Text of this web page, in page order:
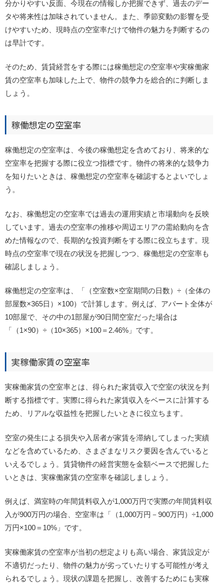
分かりやすい反面、今現在の情報しか把握できず、過去のデー
タや将来性は加味されていません。また、季節変動の影響を受
けやすいため、現時点の空室率だけで物件の魅力を判断するの
は早計です。
そのため、賃貸経営をする際には稼働想定の空室率や実稼働家
賃の空室率も加味した上で、物件の競争力を総合的に判断しま
しょう。
稼働想定の空室率
稼働想定の空室率は、今後の稼働想定を含めており、将来的な
空室率を把握する際に役立つ指標です。物件の将来的な競争力
を知りたいときは、稼働想定の空室率を確認するとよいでしょ
う。
なお、稼働想定の空室率では過去の運用実績と市場動向を反映
しています。過去の空室率の推移や周辺エリアの需給動向を含
めた情報なので、長期的な投資判断をする際に役立ちます。現
時点の空室率で現在の状況を把握しつつ、稼働想定の空室率も
確認しましょう。
稼働想定の空室率は、「（空室数×空室期間の日数）÷（全体の
部屋数×365日）×100）で計算します。例えば、アパート全体が
10部屋で、その中の1部屋が90日間空室だった場合は
「（1×90）÷（10×365）×100＝2.46%」です。
実稼働家賃の空室率
実稼働家賃の空室率とは、得られた家賃収入で空室の状況を判
断する指標です。実際に得られた家賃収入をベースに計算する
ため、リアルな収益性を把握したいときに役立ちます。
空室の発生による損失や入居者が家賃を滞納してしまった実績
などを含めているため、さまざまなリスク要因を含んでいると
いえるでしょう。賃貸物件の経営実態を金額ベースで把握した
いときは、実稼働家賃の空室率を確認しましょう。
例えば、満室時の年間賃料収入が1,000万円で実際の年間賃料収
入が900万円の場合、空室率は「（1,000万円－900万円）÷1,000
万円×100＝10%」です。
実稼働家賃の空室率が当初の想定よりも高い場合、家賃設定が
不適切だったり、物件の魅力が劣っていたりする可能性が考え
られるでしょう。現状の課題を把握し、改善するためにも実稼